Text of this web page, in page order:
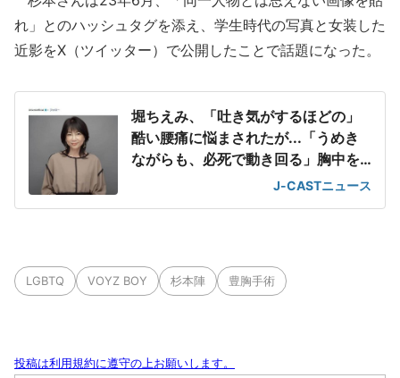
れ」とのハッシュタグを添え、学生時代の写真と女装した
近影をX（ツイッター）で公開したことで話題になった。
堀ちえみ、「吐き気がするほどの」
酷い腰痛に悩まされたが...「うめき
ながらも、必死で動き回る」胸中を
J-CASTニュース
LGBTQ VOYZ BOY 杉本陣 豊胸手術